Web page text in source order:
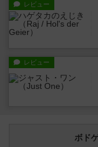
レビュー
レビュー
ボド